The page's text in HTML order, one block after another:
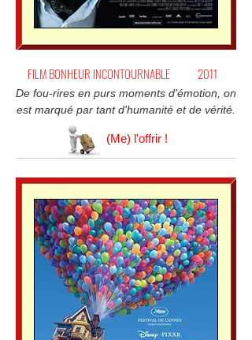
FILM BONHEUR INCONTOURNABLE 2011
De fou-rires en purs moments d'émotion, on
est marqué par tant d'humanité et de vérité.
(Me) l'offrir !